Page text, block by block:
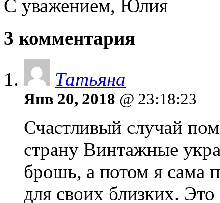
С уважением, Юлия
3 комментария
Татьяна
Янв 20, 2018 @ 23:18:23
Счастливый случай
страну Винтажные
брошь, а потом я сама
для своих близких.